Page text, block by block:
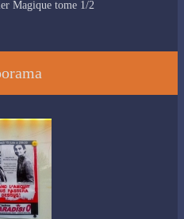
Magique tome 1/2